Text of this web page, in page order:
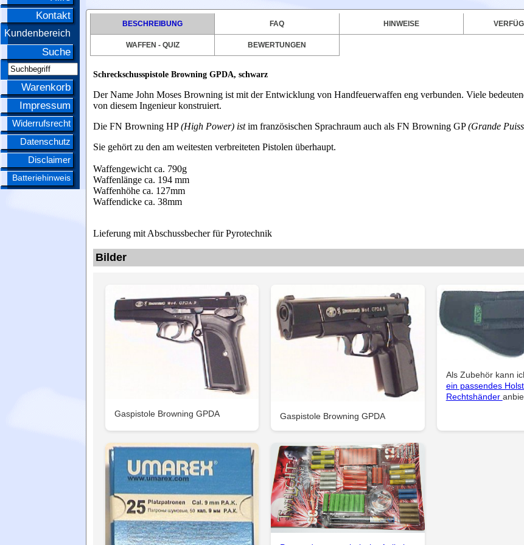
Kontakt
Kundenbereich
Suche
Warenkorb
Impressum
Widerrufsrecht
Datenschutz
Disclaimer
Batteriehinweis
BESCHREIBUNG FAQ HINWEISE
WAFFEN - QUIZ BEWERTUNGEN
Schreckschusspistole Browning GPDA, schwarz
Der Name John Moses Browning ist mit der Entwicklung von Handfeuerwaffen eng verbunden. Viele
von diesem Ingenieur konstruiert.
Die FN Browning HP(High Power) istim französischen Sprachraum auch als FN Browning GP(Grande
Sie gehört zu den am weitesten verbreiteten Pistolen überhaupt.
Waffengewicht ca. 790g
Waffenlänge ca. 194 mm
Waffenhöhe ca. 127mm
Waffendicke ca. 38mm
Lieferung mit Abschussbecher für Pyrotechnik
Bilder
Gaspistole Browning GPDA Gaspistole Browning GPDA
Als Zubehör kann
ein passendes
Rechtshänder